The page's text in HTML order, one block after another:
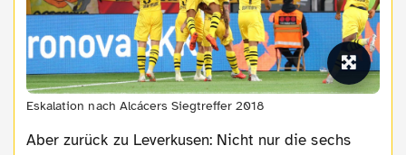
Eskalation nach Alcácers Siegtreffer 2018
Aber zurück zu Leverkusen: Nicht nur die sechs